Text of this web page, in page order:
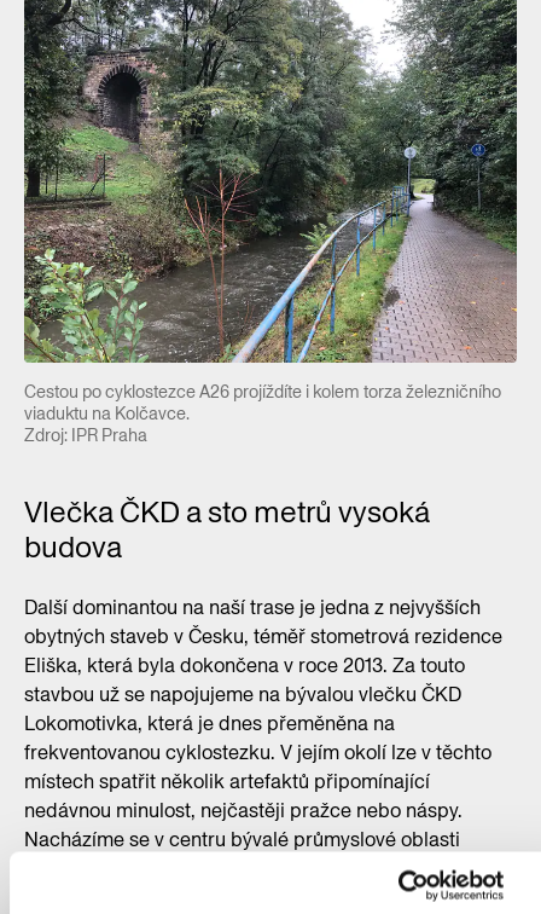
Cestou po cyklostezce A26 projíždíte i kolem torza železničního
viaduktu na Kolčavce.
Zdroj: IPR Praha
Vlečka ČKD a sto metrů vysoká
budova
Další dominantou na naší trase je jedna z nejvyšších
obytných staveb v Česku, téměř stometrová rezidence
Eliška, která byla dokončena v roce 2013. Za touto
stavbou už se napojujeme na bývalou vlečku ČKD
Lokomotivka, která je dnes přeměněna na
frekventovanou cyklostezku. V jejím okolí lze v těchto
místech spatřit několik artefaktů připomínající
nedávnou minulost, nejčastěji pražce nebo náspy.
Nacházíme se v centru bývalé průmyslové oblasti
Vysočan, která se postupně přetváří na novou čtvrť**
**a v budoucnu pojme několik desítek tisíc obyvatel. Po